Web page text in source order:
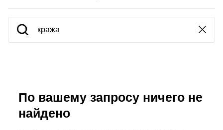
По вашему запросу ничего не
найдено